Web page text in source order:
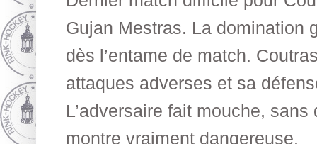
Gujan Mestras. La domination
dès l’entame de match.
attaques adverses et sa
L’adversaire fait mouche,
montre vraiment dangereuse.